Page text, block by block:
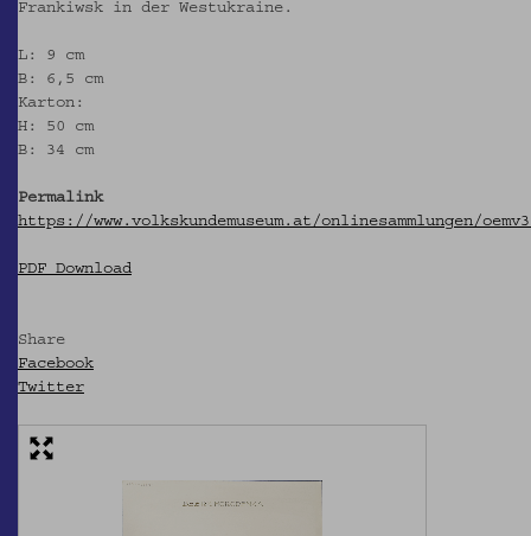
Frankiwsk in der Westukraine.
L: 9 cm
B: 6,5 cm
Karton:
H: 50 cm
B: 34 cm
Permalink
https://www.volkskundemuseum.at/onlinesammlungen/
PDF Download
Share
Facebook
Twitter